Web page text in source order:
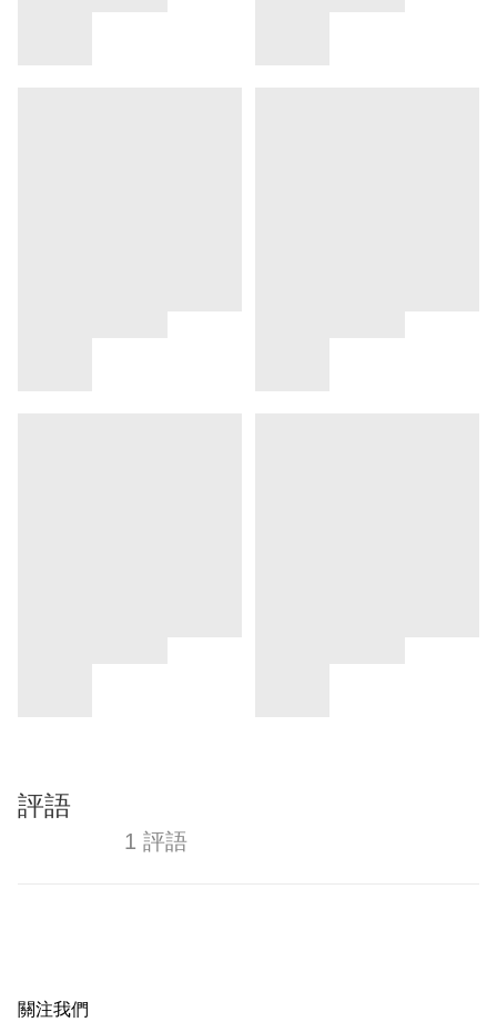
評語
1 評語
關注我們